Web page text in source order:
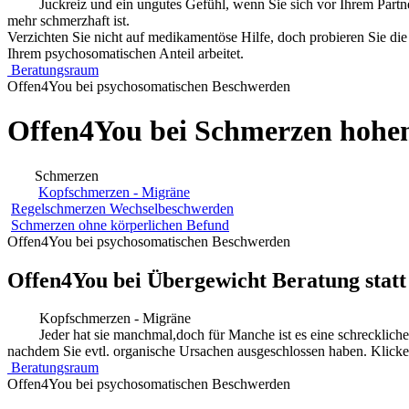
Juckreiz und ein ungutes Gefühl, wenn Sie sich vor Ihrem
mehr schmerzhaft ist.
Verzichten Sie nicht auf medikamentöse Hilfe, doch probieren Sie
Ihrem psychosomatischen Anteil arbeitet.
Beratungsraum
Offen4You bei psychosomatischen Beschwerden
Offen4You bei Schmerzen
Schmerzen
Kopfschmerzen - Migräne
Regelschmerzen Wechselbeschwerden
Schmerzen ohne körperlichen Befund
Offen4You bei psychosomatischen Beschwerden
Offen4You bei Übergewicht Beratung
Kopfschmerzen - Migräne
Jeder hat sie manchmal,doch für Manche ist es eine
nachdem Sie evtl. organische Ursachen ausgeschlossen haben.
Beratungsraum
Offen4You bei psychosomatischen Beschwerden